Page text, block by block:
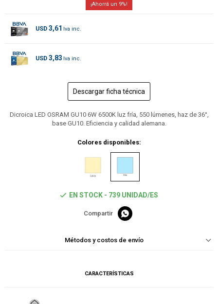
9
USD 3,61
USD 3,83
Descargar ficha técnica
Dicroica LED OSRAM GU10 6W 6500K luz fría, 550 lúmenes, haz de 36°,
base GU10. Eficiencia y calidad alemana.
Colores disponibles:
EN STOCK - 739 UNIDAD/ES

Métodos y costos de envío
CARACTERÍSTICAS